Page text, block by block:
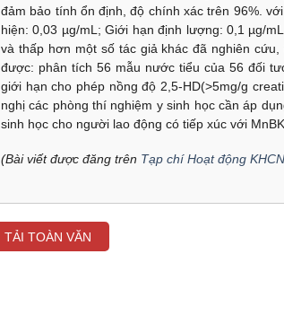
đảm bảo tính ổn định, độ chính xác trên 96%.
hiện: 0,03 µg/mL; Giới hạn định lượng: 0,1 µg/
và thấp hơn một số tác giả khác đã nghiên
được: phân tích 56 mẫu nước tiểu của 56 đối
giới hạn cho phép nồng độ 2,5-HD(>5mg/g
nghị các phòng thí nghiệm y sinh học cần áp
sinh học cho người lao động có tiếp xúc với MnBK.
(Bài viết được đăng trên Tạp chí Hoạt động
TẢI TOÀN VĂN